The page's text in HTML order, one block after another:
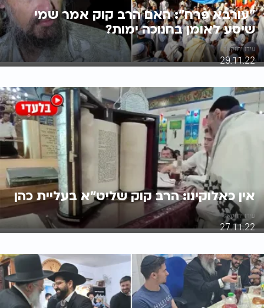
"עורבא פרח": האם הרב קוק אמר שמי
שיסע לאומן בחנוכה ימות?
עידו יחזקאל
29.11.22
אין כאלוקינו: הרב קוק שליט"א בעליית כהן
עידו יחזקאל
27.11.22